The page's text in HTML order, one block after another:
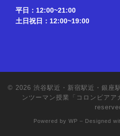
平日：12:00~21:00
土日祝日：12:00~19:00
© 2026 渋谷駅近・新宿駅近・銀座
ンツーマン授業「コロンビアア
Powered by WP – Designed